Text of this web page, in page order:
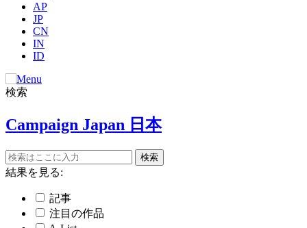
AP
JP
CN
IN
ID
検索
Campaign Japan 日本
結果を見る:
記事
注目の作品